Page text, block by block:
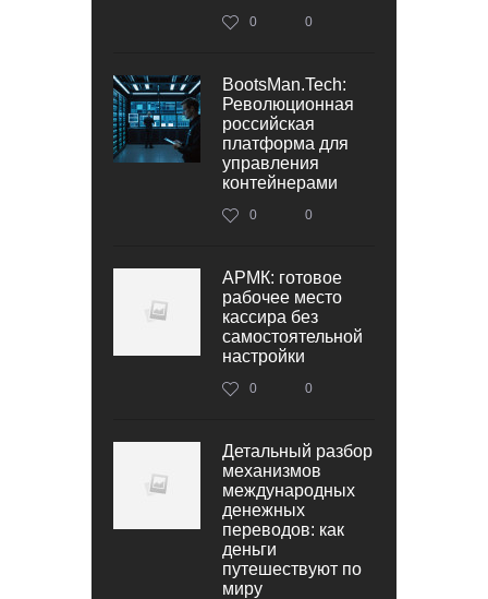
0 0
BootsMan.Tech:
Революционная
российская
платформа для
управления
контейнерами
0 0
АРМК: готовое
рабочее место
кассира без
самостоятельной
настройки
0 0
Детальный разбор
механизмов
международных
денежных
переводов: как
деньги
путешествуют по
миру